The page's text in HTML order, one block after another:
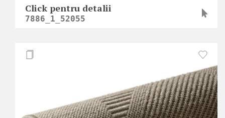
Click pentru detalii
7886_1_52055